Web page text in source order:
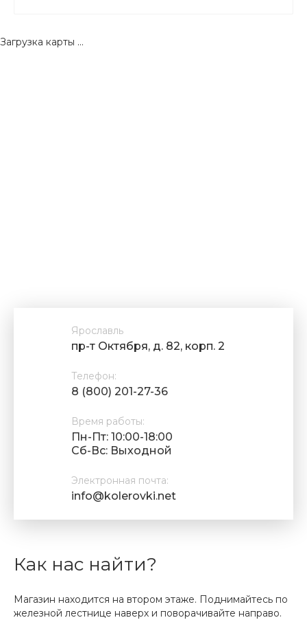
Загрузка карты ...
Ярославль
пр-т Октября, д. 82, корп. 2
Телефон:
8 (800) 201-27-36
Время работы:
Пн-Пт: 10:00-18:00
Cб-Вс: Выходной
Электронная почта:
info@kolerovki.net
Как нас найти?
Магазин находится на втором этаже. Поднимайтесь по
железной лестнице наверх и поворачивайте направо.